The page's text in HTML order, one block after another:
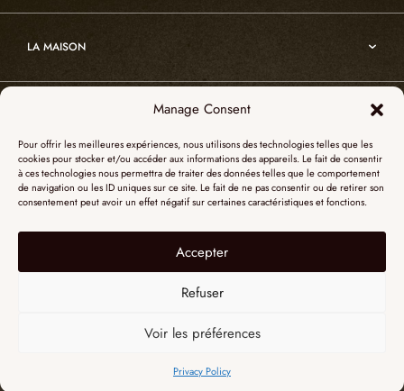
Manage Consent
Pour offrir les meilleures expériences, nous utilisons des technologies telles que les
cookies pour stocker et/ou accéder aux informations des appareils. Le fait de consentir
à ces technologies nous permettra de traiter des données telles que le comportement
de navigation ou les ID uniques sur ce site. Le fait de ne pas consentir ou de retirer son
consentement peut avoir un effet négatif sur certaines caractéristiques et fonctions.
Accepter
Refuser
Voir les préférences
Privacy Policy
Cristal de roche
Edition
Nos références
LA MAISON
L’atelier
Catalogues
Revue de presse
L’albâtre
55, Quai des Grands Augustins
75006 Paris
+ 33 (0)1 73 95 03 20
SHOWROOM NEW YORK
51 Hudson street
contactusa@alainellouzparis.com